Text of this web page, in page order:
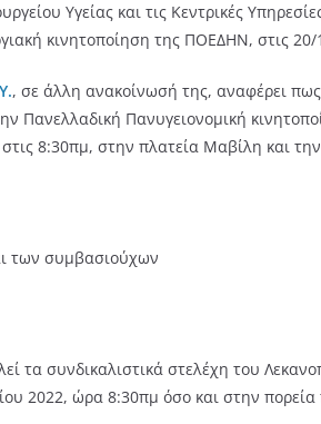
Υγείας και τις Κεντρικές
κινητοποίηση της ΠΟΕΔΗΝ, στις 20/
, σε άλλη ανακοίνωσή της, αναφέρει
Πανελλαδική Πανυγειονομική
8:30πμ, στην πλατεία Μαβίλη και
των συμβασιούχων
τα συνδικαλιστικά στελέχη του
2022, ώρα 8:30πμ όσο και στην πορεία